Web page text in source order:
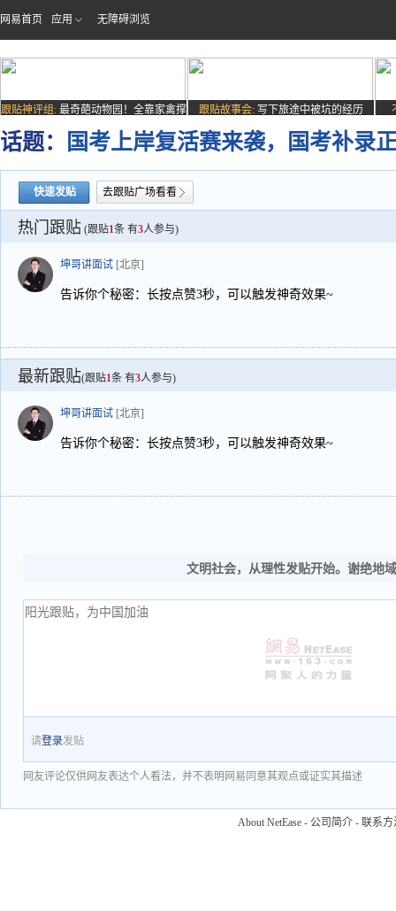
网易首页 应用 无障碍浏览
跟贴神评组: 最奇葩动物园！全靠家禽撑
场子
跟贴故事会: 写下旅途中被坑的经历
话题： 国考上岸复活赛来袭，国考补录
快速发贴 去跟贴广场看看
热门跟贴 (跟贴1条 有3人参与)
坤哥讲面试 [北京]
告诉你个秘密：长按点赞3秒，可以触发神奇效果~
最新跟贴(跟贴1条 有3人参与)
坤哥讲面试 [北京]
告诉你个秘密：长按点赞3秒，可以触发神奇效果~
文明社会，从理性发贴开始。谢绝地
请登录发贴
网友评论仅供网友表达个人看法，并不表明网易同意其观点或证实其描述
About NetEase - 公司简介 - 联系方